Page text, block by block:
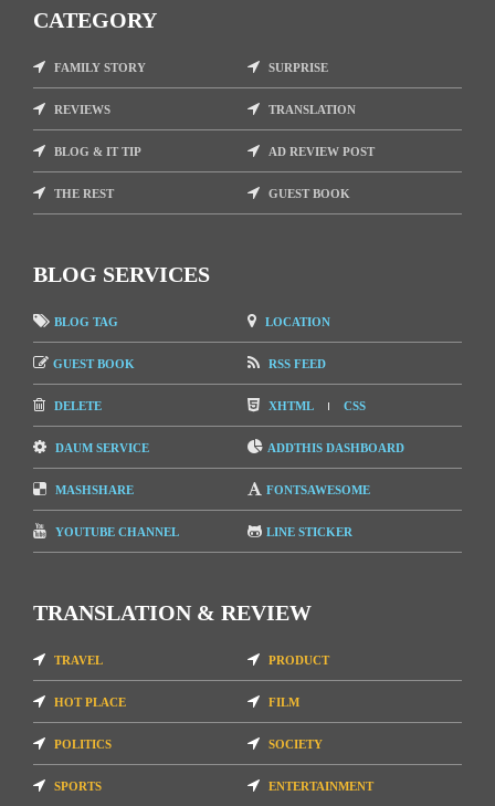
CATEGORY
FAMILY STORY SURPRISE
REVIEWS TRANSLATION
BLOG & IT TIP AD REVIEW POST
THE REST GUEST BOOK
BLOG SERVICES
BLOG TAG LOCATION
GUEST BOOK RSS FEED
DELETE XHTML CSS
DAUM SERVICE ADDTHIS DASHBOARD
MASHSHARE FONTSAWESOME
YOUTUBE CHANNEL LINE STICKER
TRANSLATION & REVIEW
TRAVEL PRODUCT
HOT PLACE FILM
POLITICS SOCIETY
SPORTS ENTERTAINMENT